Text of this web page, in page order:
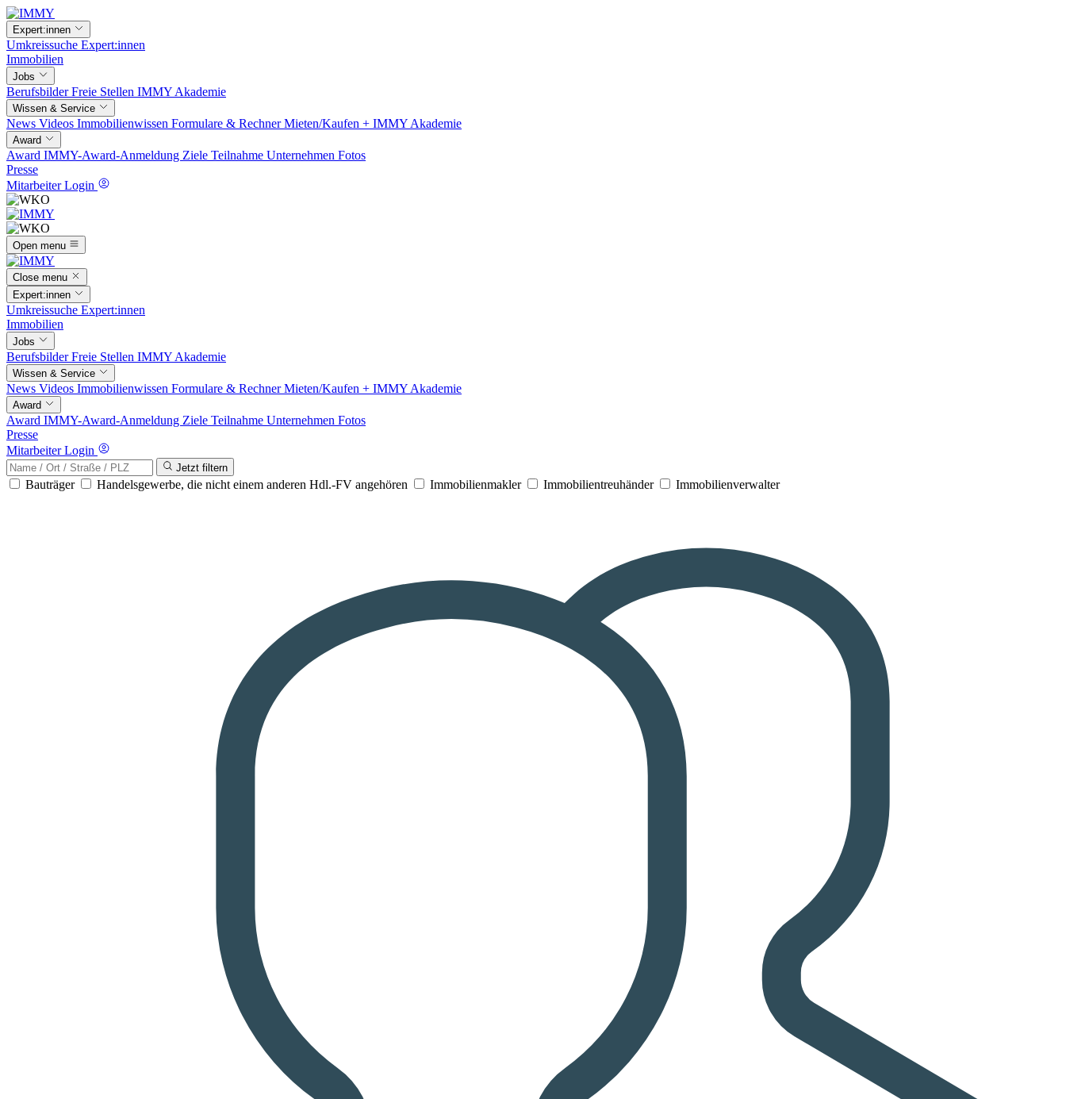
Expert:innen
Umkreissuche Expert:innen
Immobilien
Jobs
BerufsbilderFreie Stellen IMMY Akademie
Wissen & Service
News Videos Immobilienwissen Formulare & RechnerMieten/Kaufen + IMMY Akademie
Award
Award IMMY-Award-Anmeldung Ziele Teilnahme Unternehmen Fotos
Presse
Mitarbeiter Login
Open menu
Close menu
Expert:innen
Umkreissuche Expert:innen
Immobilien
Jobs
BerufsbilderFreie Stellen IMMY Akademie
Wissen & Service
News Videos Immobilienwissen Formulare & RechnerMieten/Kaufen + IMMY Akademie
Award
Award IMMY-Award-Anmeldung Ziele Teilnahme Unternehmen Fotos
Presse
Mitarbeiter Login
Jetzt filtern
Bauträger Handelsgewerbe, die nicht einem anderen Hdl.-FV angehören Immobilienmakler Immobilientreuhänder Immobilienverwalter